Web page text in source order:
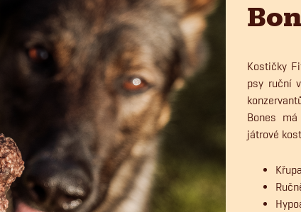
Kostičky
psy ruční
Bones
játrové